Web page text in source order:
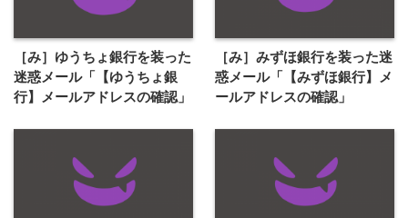
［み］ゆうちょ銀行を装った
迷惑メール「【ゆうちょ銀
行】メールアドレスの確認」
［み］みずほ銀行を装った迷
惑メール「【みずほ銀行】メ
ールアドレスの確認」